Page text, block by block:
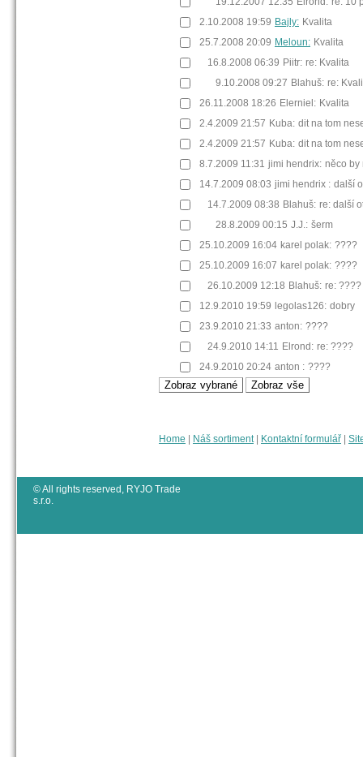
2.10.2008 19:59 Bajly: Kvalita
25.7.2008 20:09 Meloun: Kvalita
16.8.2008 06:39 Piitr: re: Kvalita
9.10.2008 09:27 Blahuš: re:
26.11.2008 18:26 Elerniel: Kvalita
2.4.2009 21:57 Kuba: dit na tom
2.4.2009 21:57 Kuba: dit na tom
8.7.2009 11:31 jimi hendrix: něco by
14.7.2009 08:03 jimi hendrix : další
14.7.2009 08:38 Blahuš: re: další
28.8.2009 00:15 J.J.: šerm
25.10.2009 16:04 karel polak: ????
25.10.2009 16:07 karel polak: ????
26.10.2009 12:18 Blahuš: re: ????
12.9.2010 19:59 legolas126: dobry
23.9.2010 21:33 anton: ????
24.9.2010 14:11 Elrond: re: ????
24.9.2010 20:24 anton : ????
Home | Náš sortiment| Kontaktní formulář |
© All rights reserved, RYJO Trade
s.r.o.